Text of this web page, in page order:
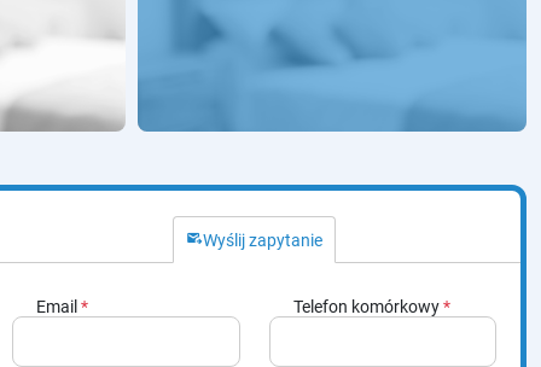
outgoing_mailWyślij zapytanie
Email* Telefon komórkowy*